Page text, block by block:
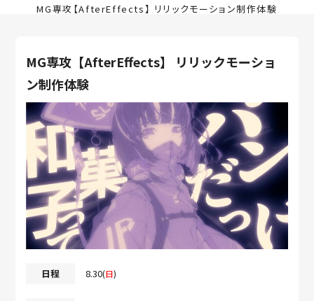
MG専攻【AfterEffects】 リリックモーション制作体験
MG専攻【AfterEffects】 リリックモーショ
ン制作体験
日程 8.30(日)